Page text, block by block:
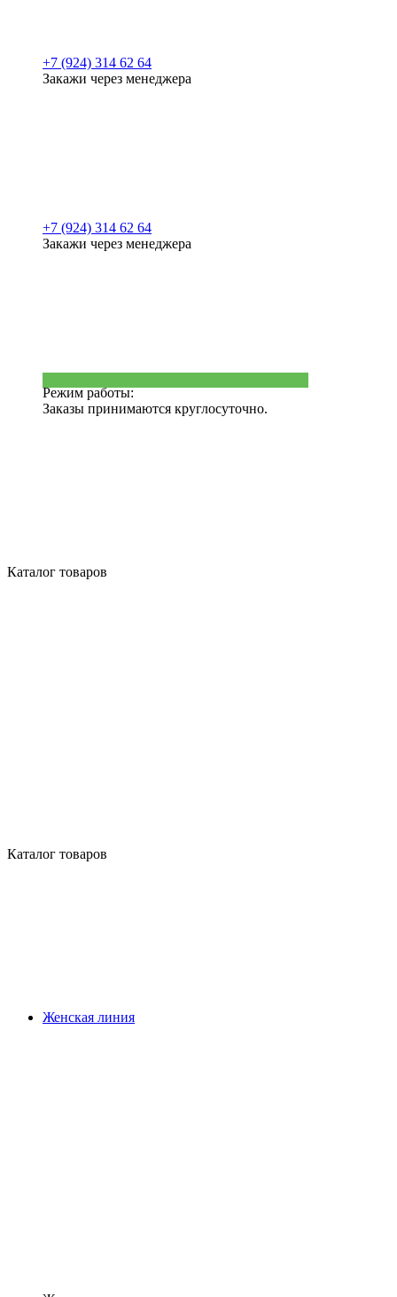
+7 (924) 314 62 64
Закажи через менеджера
+7 (924) 314 62 64
Закажи через менеджера
Режим работы:
Заказы принимаются круглосуточно.
Каталог товаров
Каталог товаров
Женская линия